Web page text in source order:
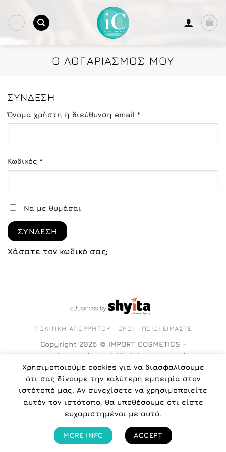
στο
περιεχόμενο
Ο ΛΟΓΑΡΙΑΣΜΌΣ ΜΟΥ
ΣΎΝΔΕΣΗ
Όνομα χρήστη ή διεύθυνση email *
Κωδικός *
Να με θυμάσαι
ΣΎΝΔΕΣΗ
Χάσατε τον κωδικό σας;
ΠΟΛΙΤΙΚΉ ΑΠΟΡΡΉΤΟΥ ΌΡΟΙ ΠΟΙΟΙ ΕΊΜΑΣΤΕ
Copyright 2026 © IMPORT COSMETICS -
www.icosmetics.gr
| All rights reserved.
Χρησιμοποιούμε cookies για να διασφαλίσουμε
ότι σας δίνουμε την καλύτερη εμπειρία στον
ιστότοπό μας. Αν συνεχίσετε να χρησιμοποιείτε
αυτόν τον ιστότοπο, θα υποθέσουμε ότι είστε
ευχαριστημένοι με αυτό.
MORE INFO ACCEPT